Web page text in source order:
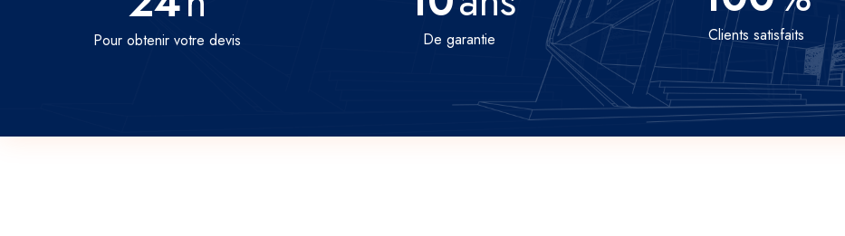
Pour obtenir votre devis De garantie Clients satisfaits